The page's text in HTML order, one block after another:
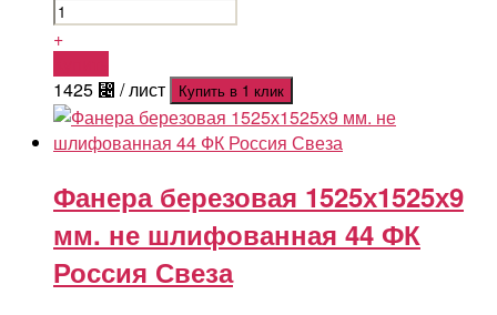
+
1425 ⃄ / лист Купить в 1 клик
Фанера березовая 1525х1525х9
мм. не шлифованная 44 ФК
Россия Свеза